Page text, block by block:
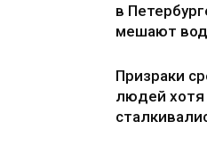
в
мешают
Призраки
людей хотя